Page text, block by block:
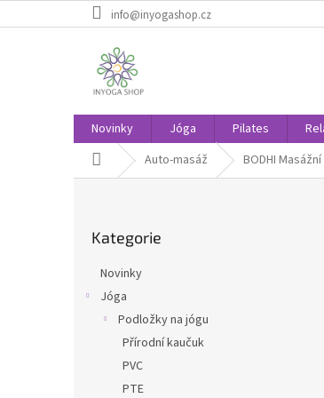
na
info@inyogashop.cz
Novinky Jóga Pilates
Domů Auto-masáž BODHI
kategorie
Kategorie
Novinky
Jóga
Podložky na jógu
Přírodní kaučuk
PVC
PTE